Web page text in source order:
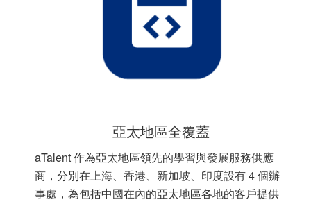
亞太地區全覆蓋
aTalent 作為亞太地區領先的學習與發展服務供應
商，分別在上海、香港、新加坡、印度設有 4 個辦
事處，為包括中國在內的亞太地區各地的客戶提供